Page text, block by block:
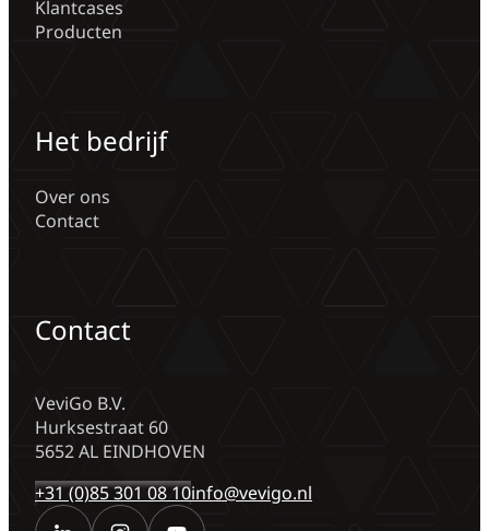
Klantcases
Producten
Het bedrijf
Over ons
Contact
Contact
VeviGo B.V.
Hurksestraat 60
5652 AL EINDHOVEN
+31 (0)85 301 08 10info@vevigo.nl